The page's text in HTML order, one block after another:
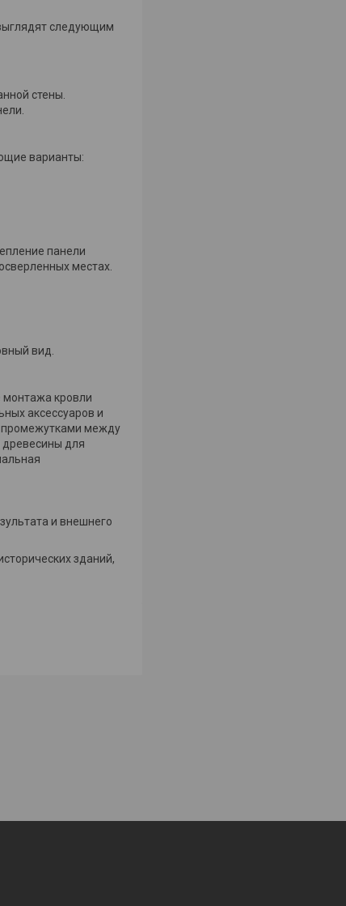
следующим
стены.
варианты:
панели
местах.
вид.
монтажа кровли
аксессуаров и
промежутками между
древесины для
и внешнего
зданий,